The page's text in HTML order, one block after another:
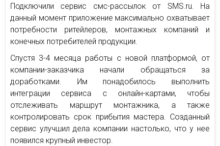
Подключили сервис смс-рассылок от SMS.ru. На
данный момент приложение максимально охватывает
потребности ритейлеров, монтажных компаний и
конечных потребителей продукции.
Спустя 3-4 месяца работы с новой платформой, от
компании-заказчика начали обращаться за
доработками. Им понадобилось выполнить
интеграции сервиса с онлайн-картами, чтобы
отслеживать маршрут монтажника, а также
контролировать срок прибытия мастера. Созданный
сервис улучшил дела компании настолько, что у нее
появился крупный инвестор.